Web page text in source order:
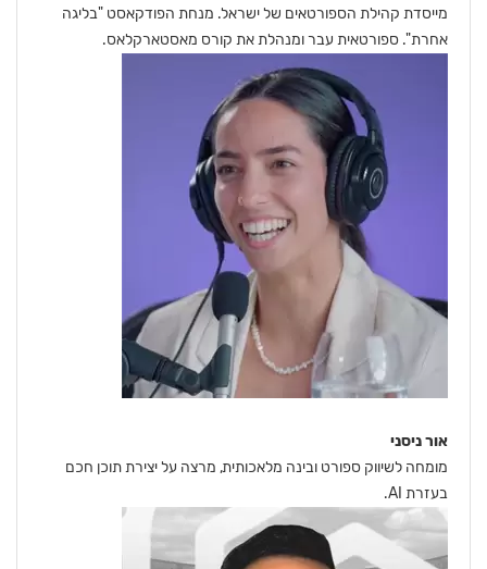
מייסדת קהילת הספורטאים של ישראל. מנחת הפודקאסט "בליגה
אחרת". ספורטאית עבר ומנהלת את קורס מאסטארקלאס.
אור ניסני
מומחה לשיווק ספורט ובינה מלאכותית, מרצה על יצירת תוכן חכם
בעזרת AI.